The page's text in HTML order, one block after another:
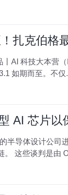
扎克伯格
如期而至。不仅
AI 芯片以
半导体设计公
对英伟达（Nvidia）的依